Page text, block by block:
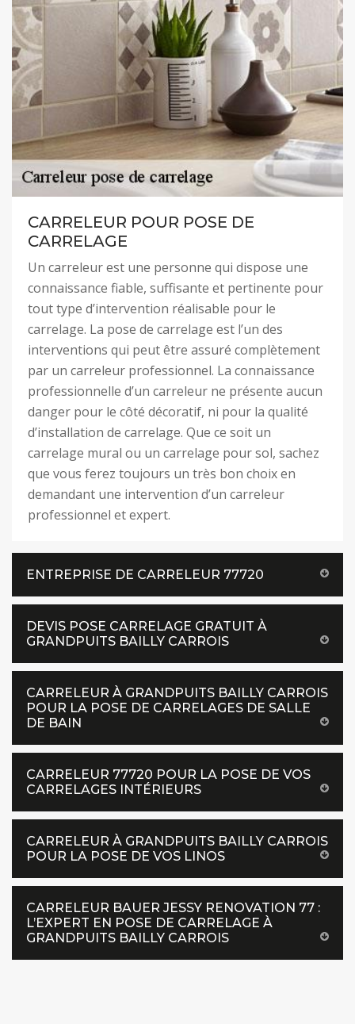
CARRELEUR POUR POSE DE
CARRELAGE
Un carreleur est une personne qui dispose une
connaissance fiable, suffisante et pertinente pour
tout type d’intervention réalisable pour le
carrelage. La pose de carrelage est l’un des
interventions qui peut être assuré complètement
par un carreleur professionnel. La connaissance
professionnelle d’un carreleur ne présente aucun
danger pour le côté décoratif, ni pour la qualité
d’installation de carrelage. Que ce soit un
carrelage mural ou un carrelage pour sol, sachez
que vous ferez toujours un très bon choix en
demandant une intervention d’un carreleur
professionnel et expert.
ENTREPRISE DE CARRELEUR 77720
DEVIS POSE CARRELAGE GRATUIT À
GRANDPUITS BAILLY CARROIS
CARRELEUR À GRANDPUITS BAILLY CARROIS
POUR LA POSE DE CARRELAGES DE SALLE
DE BAIN
CARRELEUR 77720 POUR LA POSE DE VOS
CARRELAGES INTÉRIEURS
CARRELEUR À GRANDPUITS BAILLY CARROIS
POUR LA POSE DE VOS LINOS
CARRELEUR BAUER JESSY RENOVATION 77 :
L’EXPERT EN POSE DE CARRELAGE À
GRANDPUITS BAILLY CARROIS